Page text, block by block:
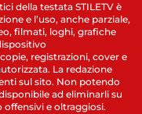
della testata STILETV è
e l’uso, anche parziale,
filmati, loghi, grafiche
registrazioni, cover e
La redazione
sul sito. Non potendo
ad eliminarli su
offensivi e oltraggiosi.